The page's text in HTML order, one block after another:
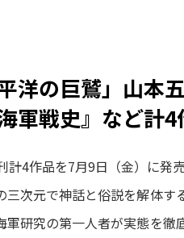
洋の巨鷲」山本
軍戦史』など計4
計4作品を7月9日（金）に発
次元で神話と俗説を解体す
軍研究の第一人者が実態を徹